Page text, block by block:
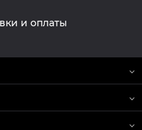
и оплаты